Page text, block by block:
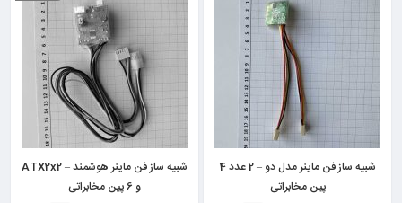
شبیه ساز فن ماینر مدل دو – 2 عدد 4
پین مخابراتی
شبیه ساز فن ماینر هوشمند – ATX2x2
و 6 پین مخابراتی